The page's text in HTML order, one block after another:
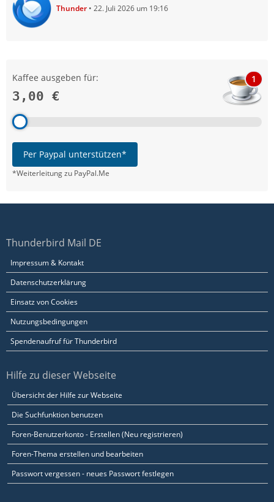
Thunder 22. Juli 2026 um 19:16
Kaffee ausgeben für:
3,00 €
1
Per Paypal unterstützen*
*Weiterleitung zu PayPal.Me
Thunderbird Mail DE
Impressum & Kontakt
Datenschutzerklärung
Einsatz von Cookies
Nutzungsbedingungen
Spendenaufruf für Thunderbird
Hilfe zu dieser Webseite
Übersicht der Hilfe zur Webseite
Die Suchfunktion benutzen
Foren-Benutzerkonto - Erstellen (Neu registrieren)
Foren-Thema erstellen und bearbeiten
Passwort vergessen - neues Passwort festlegen